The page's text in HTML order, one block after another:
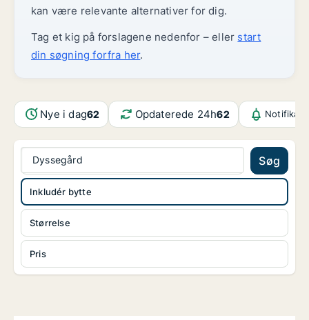
kan være relevante alternativer for dig.
Tag et kig på forslagene nedenfor – eller start
din søgning forfra her.
Nye i dag62 Opdaterede 24h62
Dyssegård Søg
Størrelse
Pris
Inkludér bytte